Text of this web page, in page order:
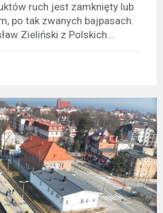
ruch jest zamknięty lub
po tak zwanych bajpasach.
Zieliński z Polskich...